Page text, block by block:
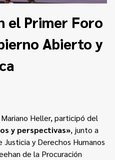
Pública
la Justicia
Humanos
el Primer Foro
Abierto y
Heller, participó del
y perspectivas», junto a
Justicia y Derechos Humanos
de la Procuración